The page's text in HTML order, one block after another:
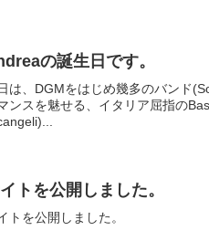
の誕生日です。
は、DGMをはじめ幾多のバンド
ンスを魅せる、イタリア屈指の
トを公開しました。
トを公開しました。